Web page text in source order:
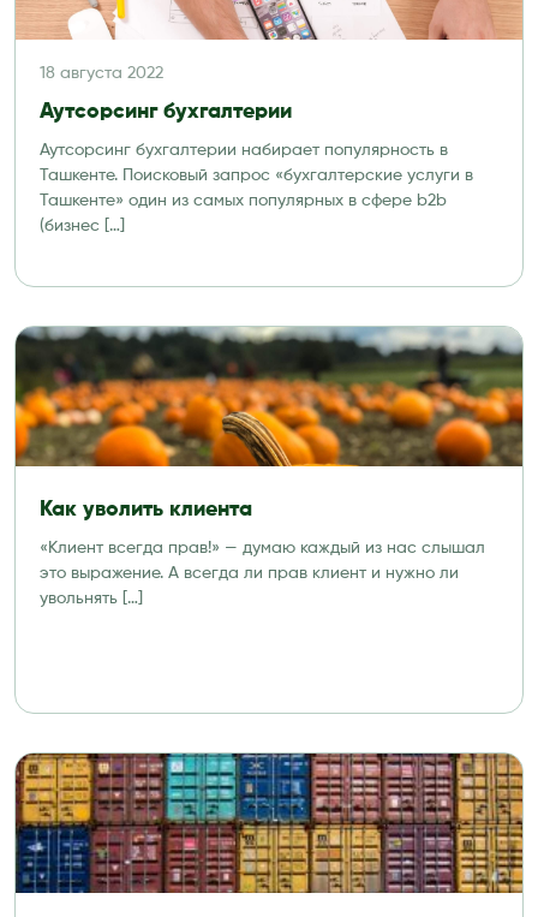
18 августа 2022
Аутсорсинг бухгалтерии
Аутсорсинг бухгалтерии набирает популярность в
Ташкенте. Поисковый запрос «бухгалтерские услуги в
Ташкенте» один из самых популярных в сфере b2b
(бизнес […]
Как уволить клиента
«Клиент всегда прав!» — думаю каждый из нас слышал
это выражение. А всегда ли прав клиент и нужно ли
увольнять […]